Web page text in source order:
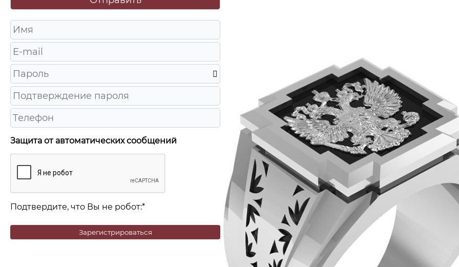
Защита от автоматических сообщений
Подтвердите, что Вы не робот:*
Зарегистрироваться